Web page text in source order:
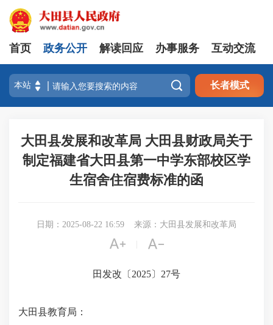
首页 政务公开 解读回应 办事服务 互动交流
 长者模式
大田县发展和改革局 大田县财政局关于
制定福建省大田县第一中学东部校区学
生宿舍住宿费标准的函
日期：2025-08-22 16:59 来源：大田县发展和改革局
 
田发改〔2025〕27号
大田县教育局：